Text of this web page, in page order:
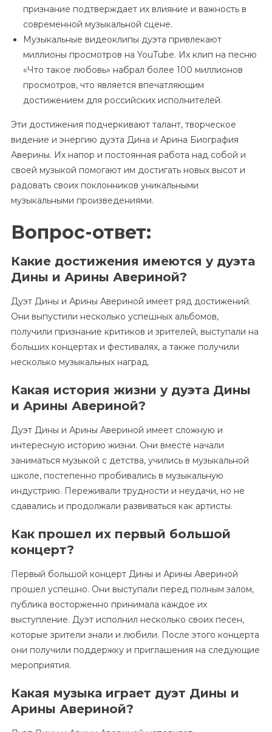
признание подтверждает их влияние и важность в
современной музыкальной сцене.
Музыкальные видеоклипы дуэта привлекают
миллионы просмотров на YouTube. Их клип на песню
«Что такое любовь» набрал более 100 миллионов
просмотров, что является впечатляющим
достижением для российских исполнителей.
Эти достижения подчеркивают талант, творческое
видение и энергию дуэта Дина и Арина Биография
Аверины. Их напор и постоянная работа над собой и
своей музыкой помогают им достигать новых высот и
радовать своих поклонников уникальными
музыкальными произведениями.
Вопрос-ответ:
Какие достижения имеются у дуэта
Дины и Арины Авериной?
Дуэт Дины и Арины Авериной имеет ряд достижений.
Они выпустили несколько успешных альбомов,
получили признание критиков и зрителей, выступали на
больших концертах и фестивалях, а также получили
несколько музыкальных наград.
Какая история жизни у дуэта Дины
и Арины Авериной?
Дуэт Дины и Арины Авериной имеет сложную и
интересную историю жизни. Они вместе начали
заниматься музыкой с детства, учились в музыкальной
школе, постепенно пробивались в музыкальную
индустрию. Переживали трудности и неудачи, но не
сдавались и продолжали развиваться как артисты.
Как прошел их первый большой
концерт?
Первый большой концерт Дины и Арины Авериной
прошел успешно. Они выступали перед полным залом,
публика восторженно принимала каждое их
выступление. Дуэт исполнил несколько своих песен,
которые зрители знали и любили. После этого концерта
они получили поддержку и приглашения на следующие
мероприятия.
Какая музыка играет дуэт Дины и
Арины Авериной?